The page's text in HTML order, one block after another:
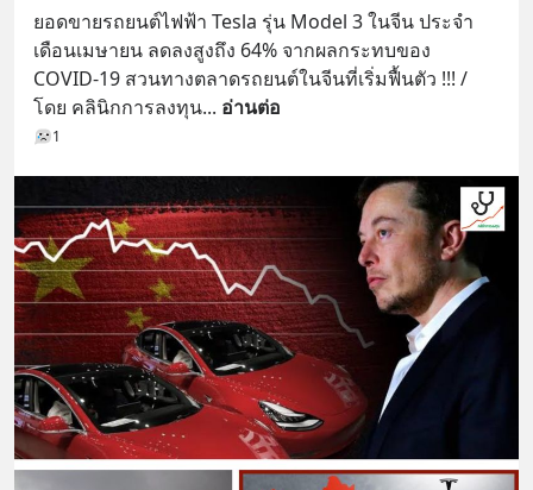
ยอดขายรถยนต์ไฟฟ้า Tesla รุ่น Model 3 ในจีน ประจำ
เดือนเมษายน ลดลงสูงถึง 64% จากผลกระทบของ
COVID-19 สวนทางตลาดรถยนต์ในจีนที่เริ่มฟื้นตัว !!! /
โดย คลินิกการลงทุน... อ่านต่อ
1